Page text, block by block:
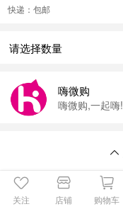
快递：包邮
请选择数量
嗨微购
嗨微购,一起嗨!
关注 店铺 购物车